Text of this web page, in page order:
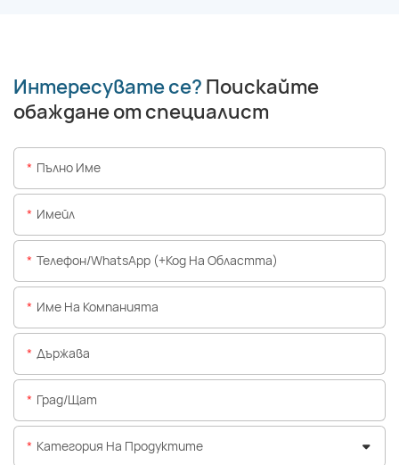
Интересувате се? Поискайте
обаждане от специалист
Пълно Име
Имейл
Телефон/WhatsApp (+Код На Областта)
Име На Компанията
Държава
Град/щат
Категория На Продуктите